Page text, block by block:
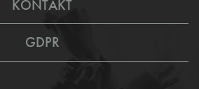
KONTAKT
GDPR